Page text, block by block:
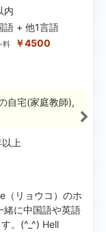
内
語 + 他1言語
料 ￥4500
自宅(家庭教師),
上
リョウコ）のホ
緒に中国語や英語
。(^_^) Hell